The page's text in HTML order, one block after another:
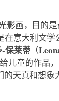
影画，目的
在意大利文学
保莱蒂 （
儿童的作品
的天真和想象